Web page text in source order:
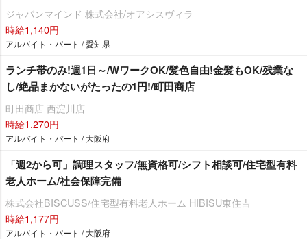
ジャパンマインド 株式会社/オアシスヴィラ
時給1,140円
アルバイト・パート / 愛知県
ランチ帯のみ!週1日～/WワークOK/髪色自由!金髪もOK/残業な
し/絶品まかないがたったの1円!/町田商店
町田商店 西淀川店
時給1,270円
アルバイト・パート / 大阪府
「週2から可」調理スタッフ/無資格可/シフト相談可/住宅型有料
老人ホーム/社会保障完備
株式会社BISCUSS/住宅型有料老人ホーム HIBISU東住吉
時給1,177円
アルバイト・パート / 大阪府